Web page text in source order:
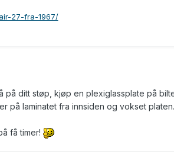
27-fra-1967/
ditt støp, kjøp en plexiglassplate på
på laminatet fra innsiden og vokset
få timer!